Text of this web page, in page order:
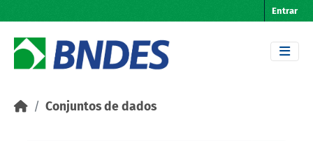
Entrar
Conjuntos de dados